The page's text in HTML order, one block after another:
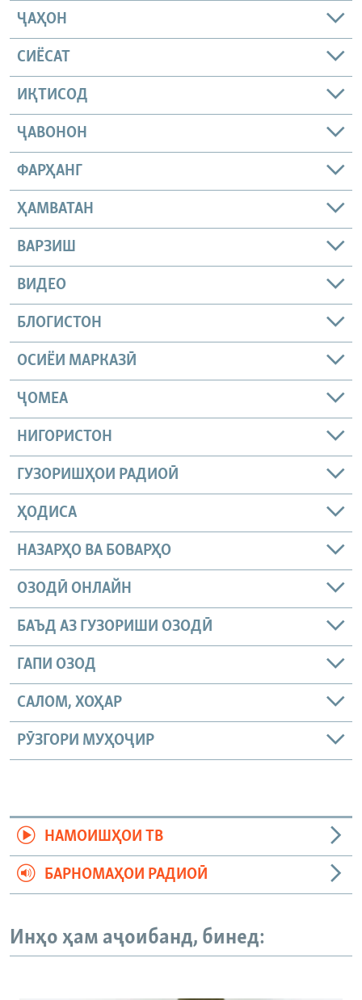
ҶАҲОН
СИЁСАТ
ИҚТИСОД
ҶАВОНОН
ФАРҲАНГ
ҲАМВАТАН
ВАРЗИШ
ВИДЕО
БЛОГИСТОН
ОСИЁИ МАРКАЗӢ
ҶОМEА
НИГОРИСТОН
ГУЗОРИШҲОИ РАДИОӢ
ҲОДИСА
НАЗАРҲО ВА БОВАРҲО
ОЗОДӢ ОНЛАЙН
БАЪД АЗ ГУЗОРИШИ ОЗОДӢ
ГАПИ ОЗОД
САЛОМ, ХОҲАР
РӮЗГОРИ МУҲОҶИР
НАМОИШҲОИ ТВ
БАРНОМАҲОИ РАДИОӢ
Инҳо ҳам аҷоибанд, бинед: